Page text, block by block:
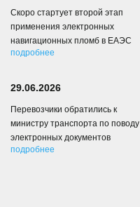
Скоро стартует второй этап
применения электронных
навигационных пломб в ЕАЭС
подробнее
29.06.2026
Перевозчики обратились к
министру транспорта по поводу
электронных документов
подробнее